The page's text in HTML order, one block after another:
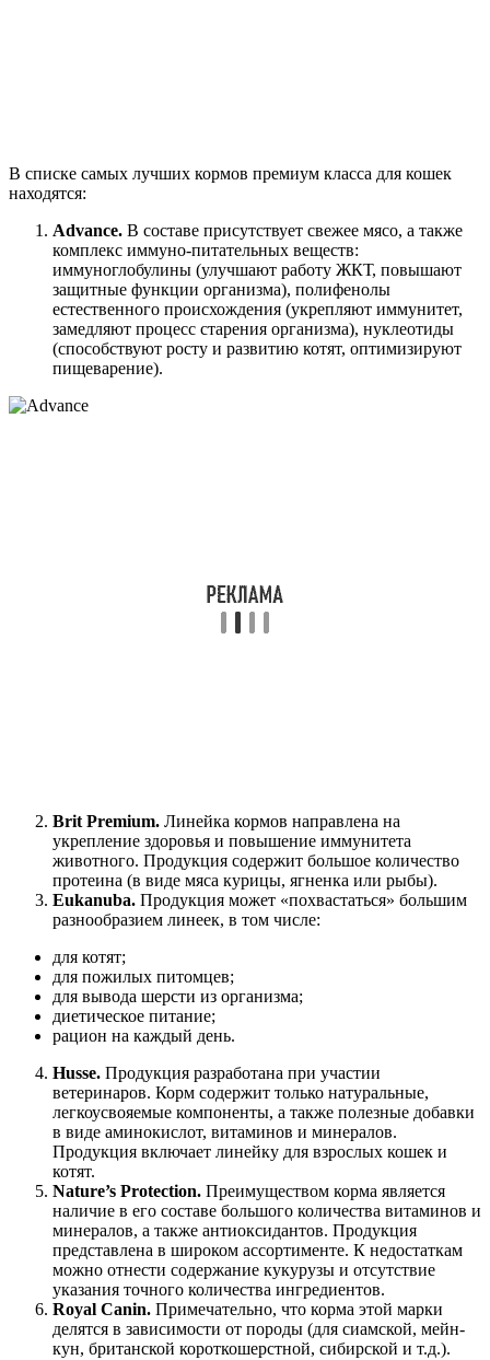
В списке самых лучших кормов премиум класса для кошек
находятся:
Advance. В составе присутствует свежее мясо, а также
комплекс иммуно-питательных веществ:
иммуноглобулины (улучшают работу ЖКТ, повышают
защитные функции организма), полифенолы
естественного происхождения (укрепляют иммунитет,
замедляют процесс старения организма), нуклеотиды
(способствуют росту и развитию котят, оптимизируют
пищеварение).
Brit Premium. Линейка кормов направлена на
укрепление здоровья и повышение иммунитета
животного. Продукция содержит большое количество
протеина (в виде мяса курицы, ягненка или рыбы).
Eukanuba. Продукция может «похвастаться» большим
разнообразием линеек, в том числе:
для котят;
для пожилых питомцев;
для вывода шерсти из организма;
диетическое питание;
рацион на каждый день.
Husse. Продукция разработана при участии
ветеринаров. Корм содержит только натуральные,
легкоусвояемые компоненты, а также полезные добавки
в виде аминокислот, витаминов и минералов.
Продукция включает линейку для взрослых кошек и
котят.
Nature’s Protection. Преимуществом корма является
наличие в его составе большого количества витаминов и
минералов, а также антиоксидантов. Продукция
представлена в широком ассортименте. К недостаткам
можно отнести содержание кукурузы и отсутствие
указания точного количества ингредиентов.
Royal Canin. Примечательно, что корма этой марки
делятся в зависимости от породы (для сиамской, мейн-
кун, британской короткошерстной, сибирской и т.д.).